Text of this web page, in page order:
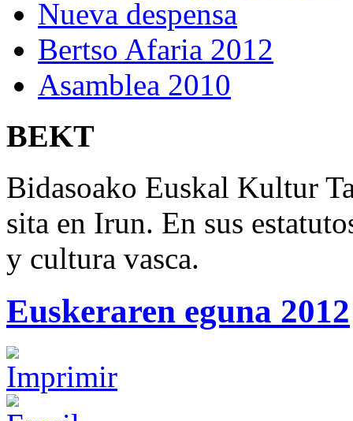
Nueva despensa
Bertso Afaria 2012
Asamblea 2010
BEKT
Bidasoako Euskal Kultur
sita en Irun. En sus
y cultura vasca.
Euskeraren eguna 2012